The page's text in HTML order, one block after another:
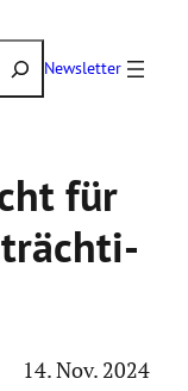
SuchenNewsletter
für
14. Nov. 2024